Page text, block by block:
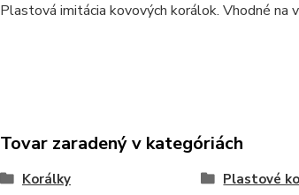
Plastová imitácia kovových korálok. Vhodné na
Tovar zaradený v kategóriách
Korálky Plastové